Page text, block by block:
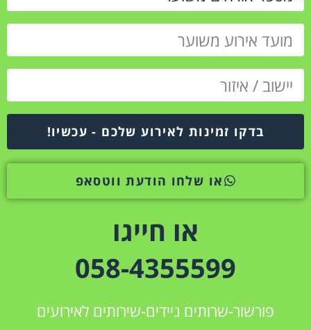
בדקו זמינות לאירוע שלכם - עכשיו!
או שלחו הודעת ווטסאפ
או חייגו
058-4355599
פורשור-שרותים ניידים-שירותים לאירועים